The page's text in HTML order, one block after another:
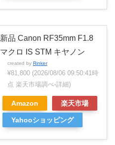
新品 Canon RF35mm F1.8
マクロ IS STM キヤノン
created by Rinker
¥81,800 (2026/08/06 09:50:41時
点 楽天市場調べ-詳細)
Amazon 楽天市場
Yahooショッピング